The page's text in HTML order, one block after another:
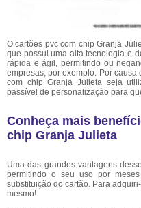
O cartões pvc com chip Granja
que possui uma alta tecnologia e
rápida e ágil, permitindo ou
empresas, por exemplo. Por causa
com chip Granja Julieta seja
passível de personalização para
Conheça mais
chip Granja Julieta
Uma das grandes vantagens
permitindo o seu uso por
substituição do cartão. Para
mesmo!